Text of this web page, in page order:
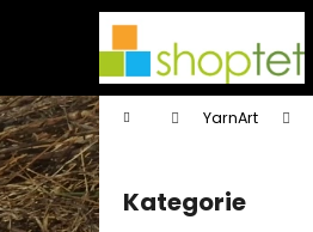
Domů YarnArt
P
o
s
Přeskočit
kategorie
Kategorie
í
k
Zpět
do
obchodu
Zpět
do
obchodu